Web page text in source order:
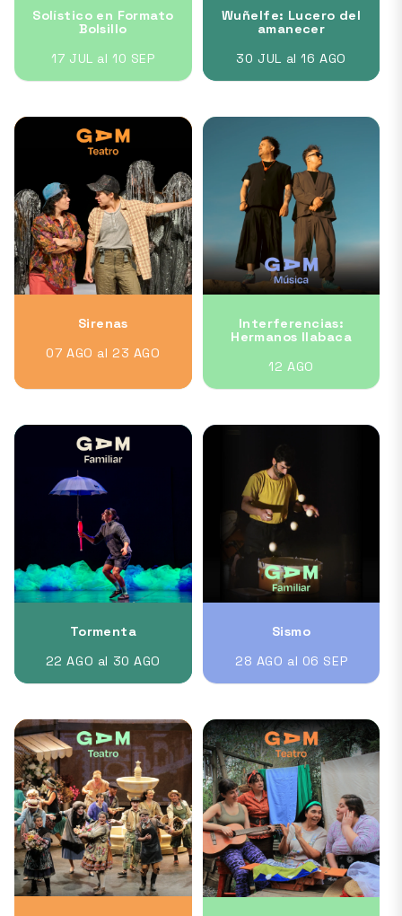
Solístico en Formato
Bolsillo
17 JUL al 10 SEP
Wuñelfe: Lucero del
amanecer
30 JUL al 16 AGO
Sirenas
07 AGO al 23 AGO
Interferencias:
Hermanos Ilabaca
12 AGO
Tormenta
22 AGO al 30 AGO
Sismo
28 AGO al 06 SEP